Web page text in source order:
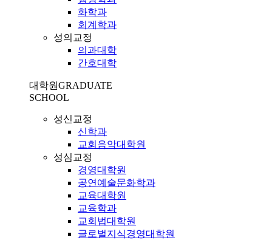
화학과
회계학과
성의교정
의과대학
간호대학
대학원GRADUATE
SCHOOL
성신교정
신학과
교회음악대학원
성심교정
경영대학원
공연예술문화학과
교육대학원
교육학과
교회법대학원
글로벌지식경영대학원